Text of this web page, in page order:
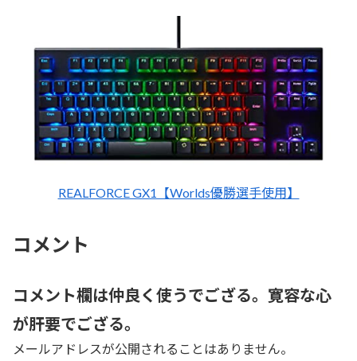
REALFORCE GX1【Worlds優勝選手使用】
コメント
コメント欄は仲良く使うでござる。寛容な心
が肝要でござる。
メールアドレスが公開されることはありません。